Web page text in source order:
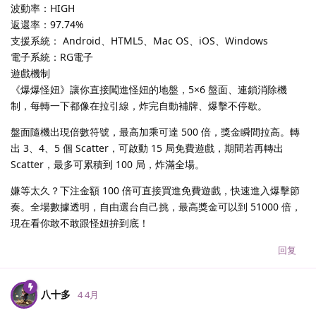
波動率：HIGH
返還率：97.74%
支援系統： Android、HTML5、Mac OS、iOS、Windows
電子系統：RG電子
遊戲機制
《爆爆怪妞》讓你直接闖進怪妞的地盤，5×6 盤面、連鎖消除機
制，每轉一下都像在拉引線，炸完自動補牌、爆擊不停歇。
盤面隨機出現倍數符號，最高加乘可達 500 倍，獎金瞬間拉高。轉
出 3、4、5 個 Scatter，可啟動 15 局免費遊戲，期間若再轉出
Scatter，最多可累積到 100 局，炸滿全場。
嫌等太久？下注金額 100 倍可直接買進免費遊戲，快速進入爆擊節
奏。全場數據透明，自由選台自己挑，最高獎金可以到 51000 倍，
現在看你敢不敢跟怪妞拚到底！
回复
八十多 4 4月